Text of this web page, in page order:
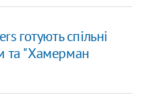
готують спільні
та "Хамерман